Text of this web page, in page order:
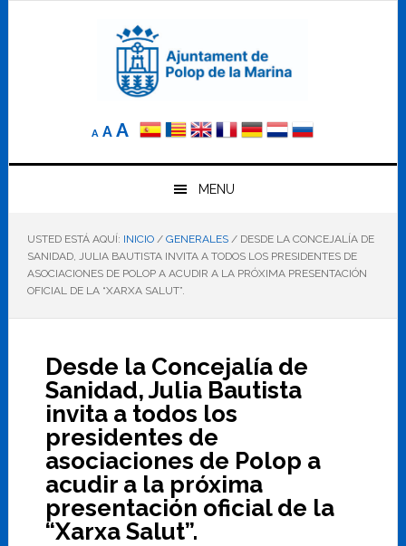
A
Reducir
elA Tamaño
AAumentar
el
tamaño
letra
MENU
USTED ESTÁ AQUÍ: INICIO / GENERALES /DESDE LA CONCEJALÍA DE
SANIDAD, JULIA BAUTISTA INVITA A TODOS LOS PRESIDENTES DE
ASOCIACIONES DE POLOP A ACUDIR A LA PRÓXIMA PRESENTACIÓN
OFICIAL DE LA “XARXA SALUT”.
Desde la Concejalía de
Sanidad, Julia Bautista
invita a todos los
presidentes de
asociaciones de Polop a
acudir a la próxima
presentación oficial de la
“Xarxa Salut”.